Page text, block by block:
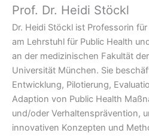
Prof. Dr. Heidi Stöckl
Dr. Heidi Stöckl ist Professorin
am Lehrstuhl für Public Health
an der medizinischen Fakultät
Universität München. Sie
Entwicklung, Pilotierung,
Adaption von Public Health
und/oder Verhaltensprävention,
innovativen Konzepten und